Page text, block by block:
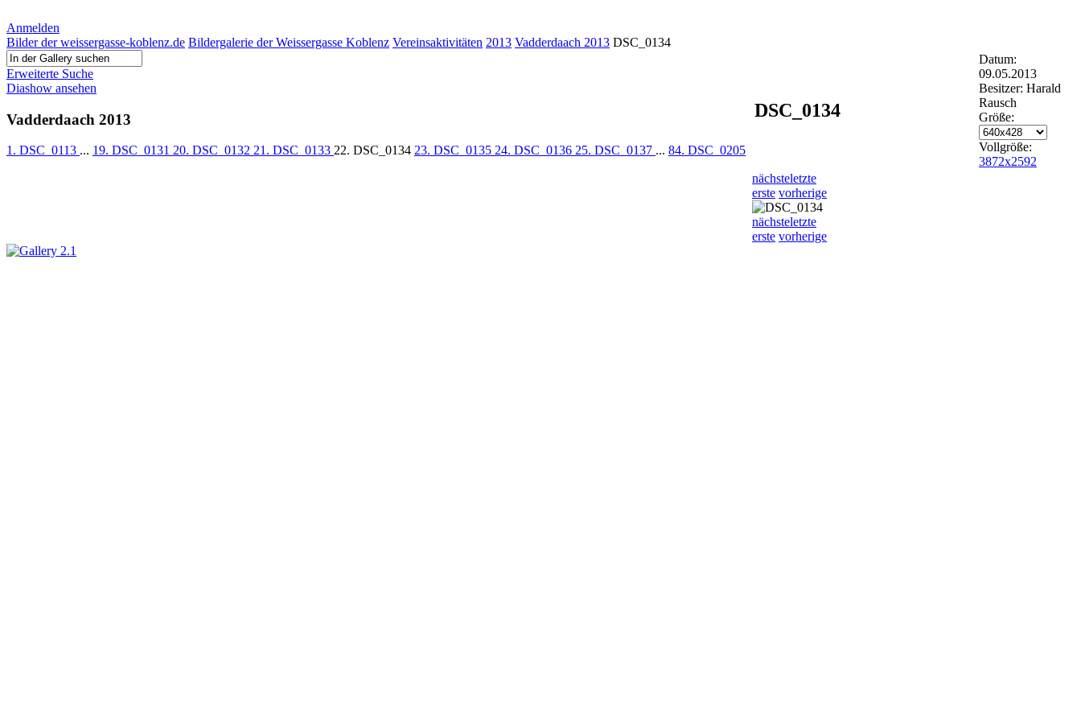
Anmelden
Bilder der weissergasse-koblenz.de Bildergalerie der Weissergasse Koblenz Vereinsaktivitäten 2013 Vadderdaach 2013 DSC_0134
Erweiterte Suche
Diashow ansehen
Vadderdaach 2013
1. DSC_0113 ... 19. DSC_0131 20. DSC_0132 21. DSC_0133 22. DSC_0134 23. DSC_0135 24. DSC_0136 25. DSC_0137 ... 84. DSC_0205
DSC_0134
Datum:
09.05.2013
Besitzer: Harald
Rausch
Größe:
Vollgröße:
3872x2592
nächsteletzte
erste vorherige
nächsteletzte
erste vorherige